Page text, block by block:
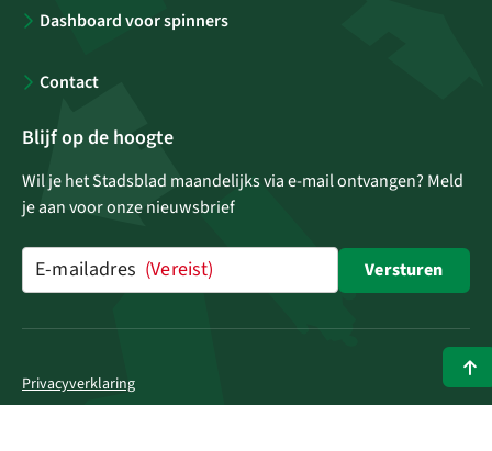
Dashboard voor spinners
Contact
Blijf op de hoogte
Wil je het Stadsblad maandelijks via e-mail ontvangen? Meld
je aan voor onze nieuwsbrief
E-mailadres (Vereist) Versturen
Privacyverklaring